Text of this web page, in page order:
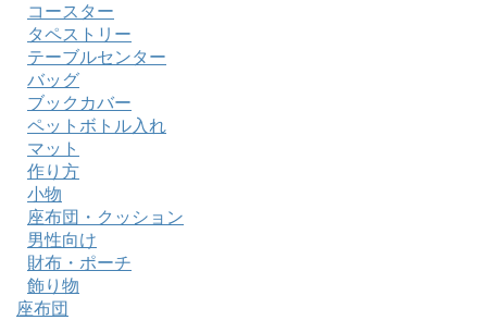
コースター
タペストリー
テーブルセンター
バッグ
ブックカバー
ペットボトル入れ
マット
作り方
小物
座布団・クッション
男性向け
財布・ポーチ
飾り物
座布団